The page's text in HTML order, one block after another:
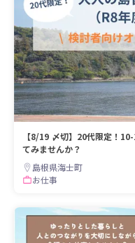
【8/19 〆切】20代限定！
てみませんか？
島根県海士町
お仕事